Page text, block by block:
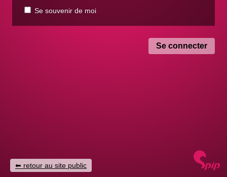
Se souvenir de moi
retour au site public